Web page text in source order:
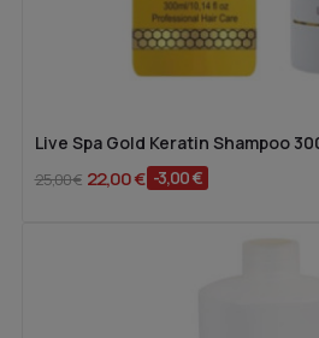
Live Spa Gold Keratin Shampoo
25,00 € 22,00 € -3,00 €